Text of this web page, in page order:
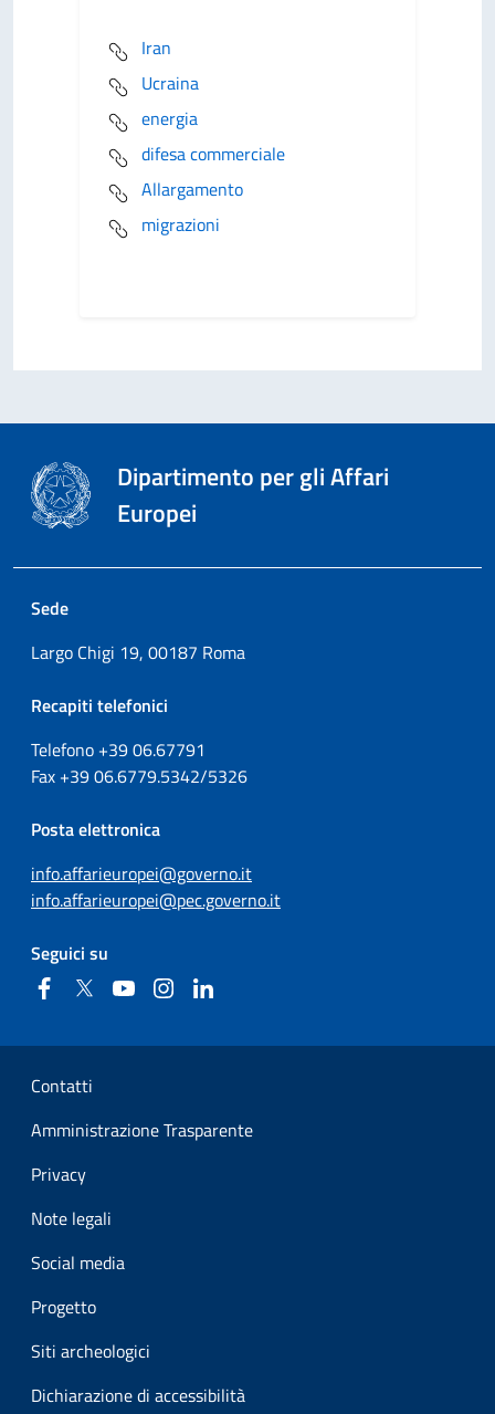
Iran
Ucraina
energia
difesa commerciale
Allargamento
migrazioni
Dipartimento per gli Affari
Europei
Sede
Largo Chigi 19, 00187 Roma
Recapiti telefonici
Telefono +3906.67791
Fax +3906.6779.5342/5326
Posta elettronica
info.affarieuropei@governo.it
info.affarieuropei@pec.governo.it
Seguici su
FacebookTwitter YouTubeInstagram
Sezione Link Utili
Contatti
Amministrazione Trasparente
Privacy
Note legali
Social media
Progetto
Siti archeologici
Dichiarazione di accessibilità